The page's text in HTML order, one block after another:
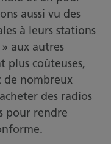
aussi vu des
à leurs stations
aux autres
plus coûteuses,
de nombreux
des radios
pour rendre